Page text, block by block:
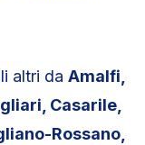
altri da Amalfi,
Casarile,
Rossano,